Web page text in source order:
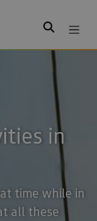
Search
in
time while in
all these